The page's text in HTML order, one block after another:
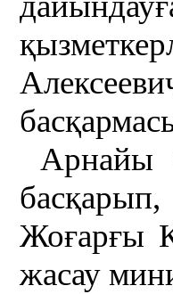
Арнайы
Жоғарғы
жасау